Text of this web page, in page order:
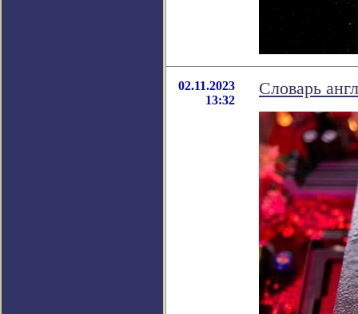
02.11.2023
13:32
Словарь